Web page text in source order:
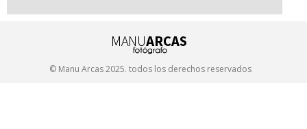
© Manu Arcas 2025. todos los derechos reservados